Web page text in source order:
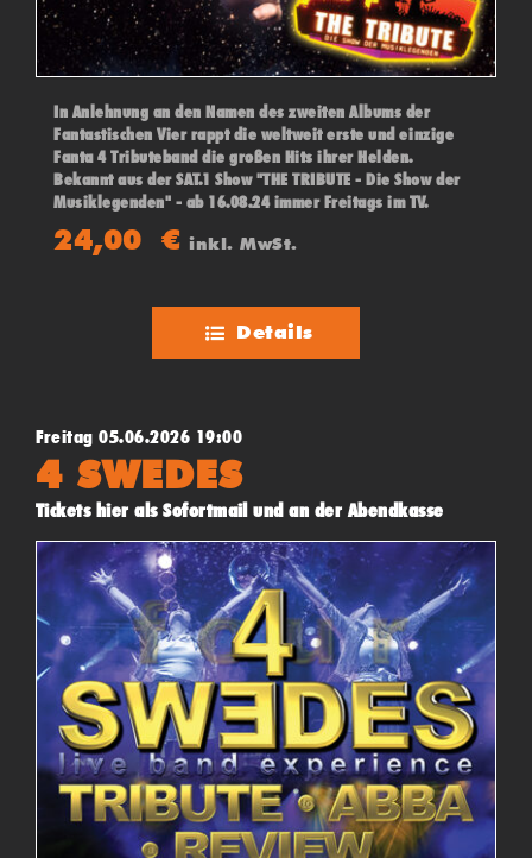
In Anlehnung an den Namen des zweiten Albums der
Fantastischen Vier rappt die weltweit erste und einzige
Fanta 4 Tributeband die großen Hits ihrer Helden.
Bekannt aus der SAT.1 Show "THE TRIBUTE - Die Show der
Musiklegenden" - ab 16.08.24 immer Freitags im TV.
24,00€ inkl. MwSt.
Details
Freitag 05.06.2026 19:00
4 SWEDES
Tickets hier als Sofortmail und an der Abendkasse